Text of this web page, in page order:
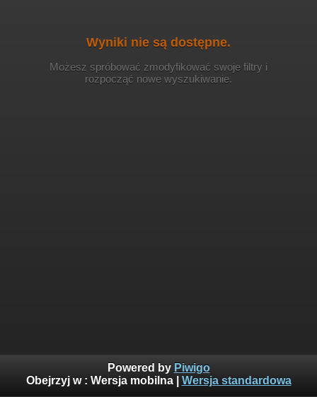
Wyniki nie są dostępne.
Możesz spróbować zmodyfikować swoje filtry i
rozpocząć nowe wyszukiwanie.
Powered by Piwigo
Obejrzyj w : Wersja mobilna| Wersja standardowa